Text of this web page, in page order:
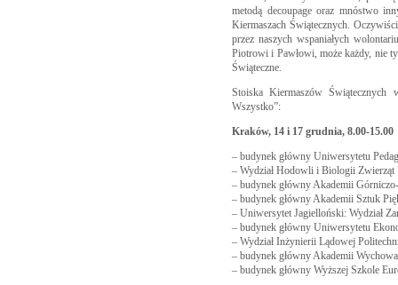
metodą decoupage oraz mnóstwo
Kiermaszach Świątecznych.
przez naszych wspaniałych
Piotrowi i Pawłowi, może każdy, nie
Świąteczne.
Stoiska Kiermaszów
Wszystko”:
Kraków, 14 i 17 grudnia, 8.00-15.00
– budynek główny Uniwersytetu
– Wydział Hodowli i Biologii Zwierząt
– budynek główny Akademii
– budynek główny Akademii Sztuk
– Uniwersytet Jagielloński: Wydział
– budynek główny Uniwersytetu
– Wydział Inżynierii Lądowej
– budynek główny Akademii
– budynek główny Wyższej Szkole